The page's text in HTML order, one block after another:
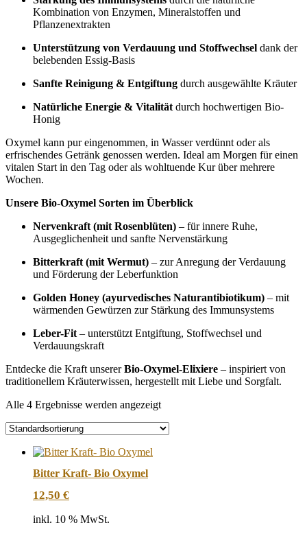
Kombination von Enzymen, Mineralstoffen und
Pflanzenextrakten
Unterstützung von Verdauung und Stoffwechsel dank der
belebenden Essig-Basis
Sanfte Reinigung & Entgiftung durch ausgewählte Kräuter
Natürliche Energie & Vitalität durch hochwertigen Bio-
Honig
Oxymel kann pur eingenommen, in Wasser verdünnt oder als
erfrischendes Getränk genossen werden. Ideal am Morgen für einen
vitalen Start in den Tag oder als wohltuende Kur über mehrere
Wochen.
Unsere Bio-Oxymel Sorten im Überblick
Nervenkraft (mit Rosenblüten) – für innere Ruhe,
Ausgeglichenheit und sanfte Nervenstärkung
Bitterkraft (mit Wermut) – zur Anregung der Verdauung
und Förderung der Leberfunktion
Golden Honey (ayurvedisches Naturantibiotikum) – mit
wärmenden Gewürzen zur Stärkung des Immunsystems
Leber-Fit – unterstützt Entgiftung, Stoffwechsel und
Verdauungskraft
Entdecke die Kraft unsererBio-Oxymel-Elixiere – inspiriert von
traditionellem Kräuterwissen, hergestellt mit Liebe und Sorgfalt.
Alle 4 Ergebnisse werden angezeigt
Bitter Kraft- Bio Oxymel
12,50 €
inkl. 10 % MwSt.